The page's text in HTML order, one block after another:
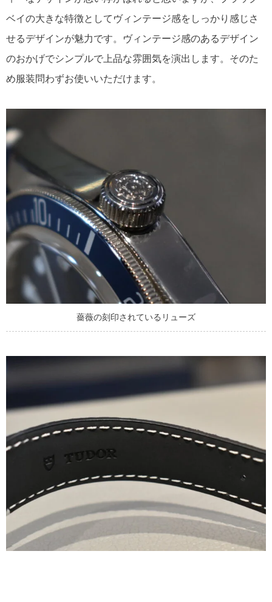
ベイの大きな特徴としてヴィンテージ感をしっかり感じさ
せるデザインが魅力です。ヴィンテージ感のあるデザイン
のおかげでシンプルで上品な雰囲気を演出します。そのた
め服装問わずお使いいただけます。
薔薇の刻印されているリューズ